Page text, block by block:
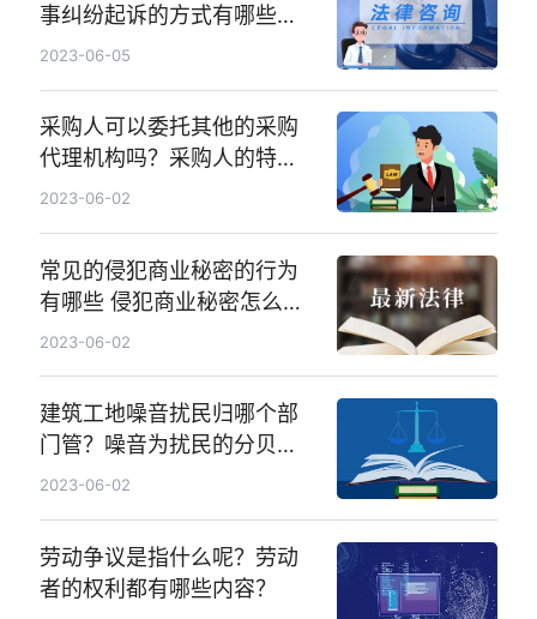
事纠纷起诉的方式有哪些？-
天天百事通
2023-06-05
采购人可以委托其他的采购
代理机构吗？采购人的特征
是什么？
2023-06-02
常见的侵犯商业秘密的行为
有哪些 侵犯商业秘密怎么认
定？
2023-06-02
建筑工地噪音扰民归哪个部
门管？噪音为扰民的分贝标
准是什么？
2023-06-02
劳动争议是指什么呢？劳动
者的权利都有哪些内容？